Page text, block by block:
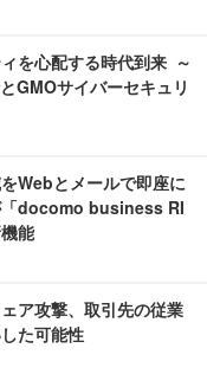
を心配する時代到来 ～
GMOサイバーセキュリ
Webとメールで即座に
「docomo business RI
能
ア攻撃、取引先の従業
た可能性